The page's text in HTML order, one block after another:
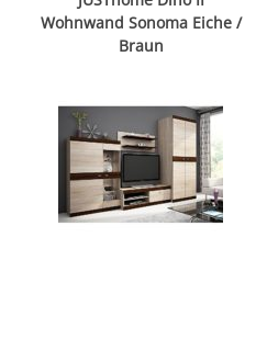
Wohnwand Sonoma Eiche /
Braun